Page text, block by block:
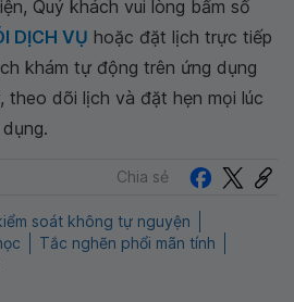
Quý khách vui lòng bấm số
DỊCH VỤ hoặc đặt lịch trực tiếp
khám tự động trên ứng dụng
theo dõi lịch và đặt hẹn mọi lúc
Chia sẻ
soát không tự nguyện
Tắc nghẽn phổi mãn tính